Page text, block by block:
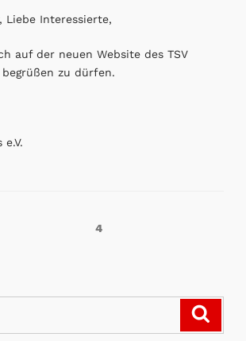
Liebe Interessierte,
auf der neuen Website des TSV
begrüßen zu dürfen.
4